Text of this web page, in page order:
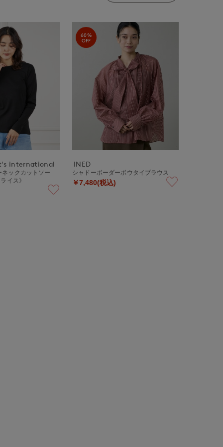
international
ックカットソー
イス》
60%
OFF
INED
シャドーボーダーボウタイブラウス
￥7,480(税込)